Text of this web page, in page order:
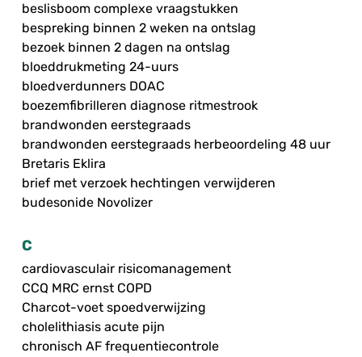
beslisboom complexe vraagstukken
bespreking binnen 2 weken na ontslag
bezoek binnen 2 dagen na ontslag
bloeddrukmeting 24-uurs
bloedverdunners DOAC
boezemfibrilleren diagnose ritmestrook
brandwonden eerstegraads
brandwonden eerstegraads herbeoordeling 48 uur
Bretaris Eklira
brief met verzoek hechtingen verwijderen
budesonide Novolizer
C
cardiovasculair risicomanagement
CCQ MRC ernst COPD
Charcot-voet spoedverwijzing
cholelithiasis acute pijn
chronisch AF frequentiecontrole